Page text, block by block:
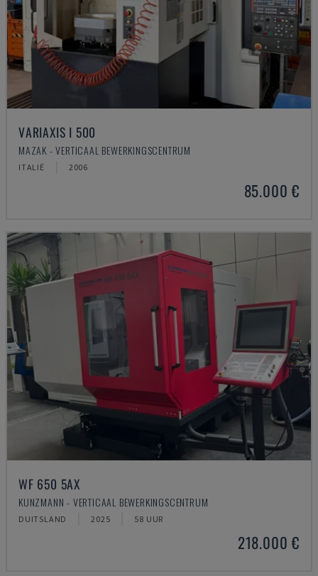
VARIAXIS I 500
MAZAK - VERTICAAL BEWERKINGSCENTRUM
ITALIË 2006
85.000 €
WF 650 5AX
KUNZMANN - VERTICAAL BEWERKINGSCENTRUM
DUITSLAND 2025 58 UUR
218.000 €